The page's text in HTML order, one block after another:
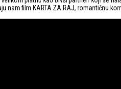
nam film KARTA ZA RAJ, romantičnu